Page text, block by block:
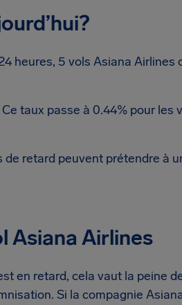
heures, 5 vols Asiana Airlines
taux passe à 0.44% pour les
retard peuvent prétendre à
Asiana Airlines
en retard, cela vaut la peine
Si la compagnie